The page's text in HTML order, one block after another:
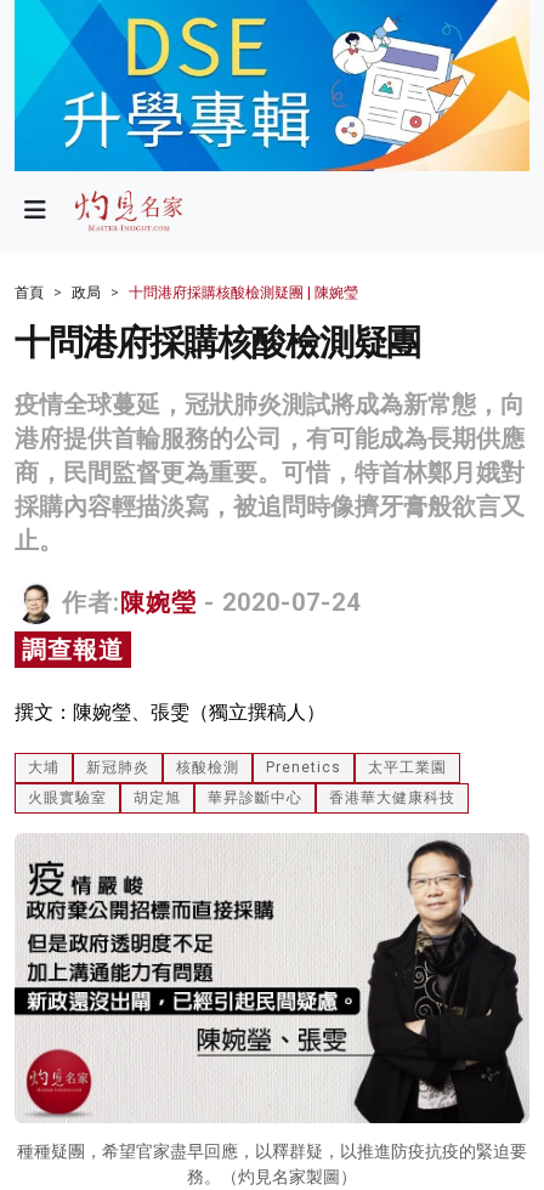
政局
財經
生活
商業
科技
名家榜
灼見活動
首頁 政局 十問港府採購核酸檢測疑團 | 陳婉瑩
十問港府採購核酸檢測疑團
疫情全球蔓延，冠狀肺炎測試將成為新常態，向
港府提供首輪服務的公司，有可能成為長期供應
商，民間監督更為重要。可惜，特首林鄭月娥對
採購內容輕描淡寫，被追問時像擠牙膏般欲言又
止。
作者: 陳婉瑩 - 2020-07-24
調查報道
撰文：陳婉瑩、張雯（獨立撰稿人）
大埔 新冠肺炎 核酸檢測 Prenetics
太平工業園
火眼實驗室
胡定旭 華昇診斷中心 香港華大健康科技
種種疑團，希望官家盡早回應，以釋群疑，以推進防疫抗疫的緊迫要
務。（灼見名家製圖）